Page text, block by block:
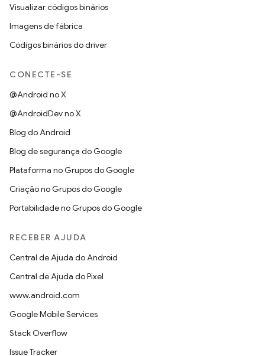
Visualizar códigos binários
Imagens de fábrica
Códigos binários do driver
CONECTE-SE
@Android no X
@AndroidDev no X
Blog do Android
Blog de segurança do Google
Plataforma no Grupos do Google
Criação no Grupos do Google
Portabilidade no Grupos do Google
RECEBER AJUDA
Central de Ajuda do Android
Central de Ajuda do Pixel
www.android.com
Google Mobile Services
Stack Overflow
Issue Tracker